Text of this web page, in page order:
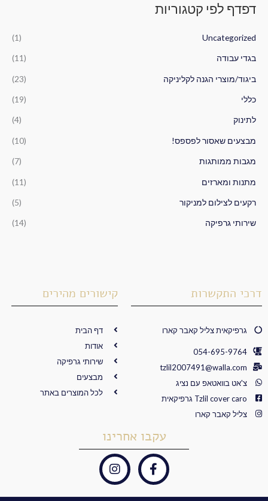
ו
ע
ב
:
דפדף לפי קטגוריות
Uncategorized
(1)
בגדי עבודה (11)
ביגוד/מוצרי הגנה לקליניקה (23)
כללי (19)
לתינוק (4)
מבצעים שאסור לפספס! (10)
מגבות ממותגות (7)
מתנות ומארזים (11)
רקעים לצילום למניקור (5)
שירותי גרפיקה (14)
דרכי התקשרות
גרפיקאית צליל קאבר קארו
054-695-9764
tzlil2007491@walla.com
צ'אט בוואטאפ עם נציג
Tzlil cover caro גרפיקאית
צליל קאבר קארו
קישורים מהירים
דף הבית
אודות
שירותי גרפיקה
מבצעים
לכל המוצרים באתר
עקבו אחרינו
F
a
c
I
n
s